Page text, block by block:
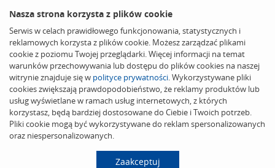
Nasza strona korzysta z plików cookie
Serwis w celach prawidłowego funkcjonowania, statystycznych i
reklamowych korzysta z plików cookie. Możesz zarządzać plikami
cookie z poziomu Twojej przeglądarki. Więcej informacji na temat
warunków przechowywania lub dostępu do plików cookies na naszej
witrynie znajduje się w polityce prywatności. Wykorzystywane pliki
cookies zwiększają prawdopodobieństwo, że reklamy produktów lub
usług wyświetlane w ramach usług internetowych, z których
korzystasz, będą bardziej dostosowane do Ciebie i Twoich potrzeb.
Pliki cookie mogą być wykorzystywane do reklam spersonalizowanych
oraz niespersonalizowanych.
Zaakceptuj